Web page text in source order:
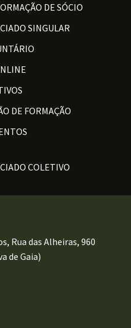
DE SÓCIO
SINGULAR
DE FORMAÇÃO
COLETIVO
Rua das Alheiras, 960
de Gaia)